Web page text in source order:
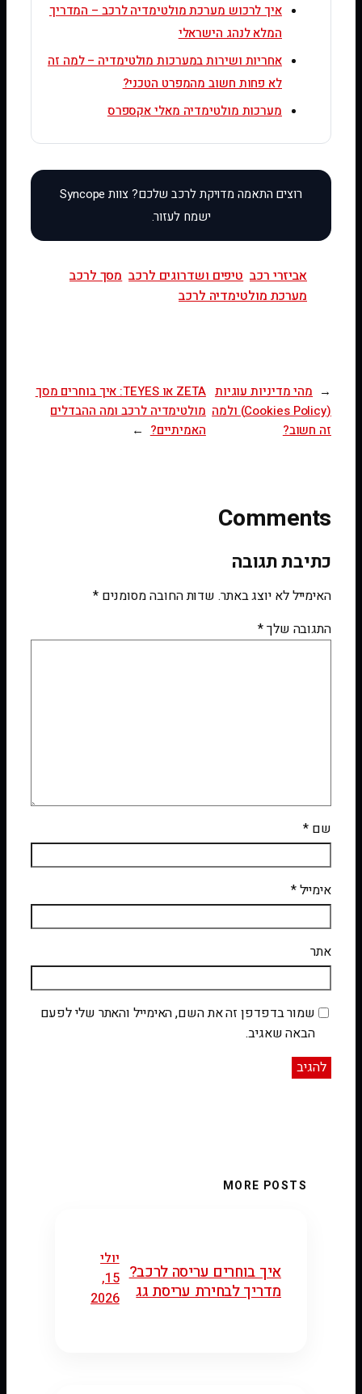
איך לרכוש מערכת מולטימדיה לרכב – המדריך
המלא לנהג הישראלי
אחריות ושירות במערכות מולטימדיה – למה זה
לא פחות חשוב מהמפרט הטכני?
מערכות מולטימדיה מאלי אקספרס
אביזרי רכב טיפים ושדרוגים לרכב מסך לרכב
מערכת מולטימדיה לרכב
← מהי מדיניות עוגיות
(Cookies Policy) ולמה
זה חשוב?
ZETA או TEYES: איך בוחרים מסך
מולטימדיה לרכב ומה ההבדלים
האמיתיים? →
Comments
כתיבת תגובה
האימייל לא יוצג באתר. שדות החובה מסומנים *
התגובה שלך*
שם *
אימייל*
אתר
שמור בדפדפן זה את השם, האימייל והאתר שלי לפעם
הבאה שאגיב.
MORE POSTS
איך בוחרים עריסה לרכב?
מדריך לבחירת עריסת גג
יולי
15,
2026